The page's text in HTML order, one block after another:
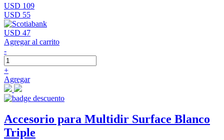
USD 109
USD 55
USD 47
Agregar al carrito
-
+
Agregar
Accesorio para Multidir Surface Blanco
Triple